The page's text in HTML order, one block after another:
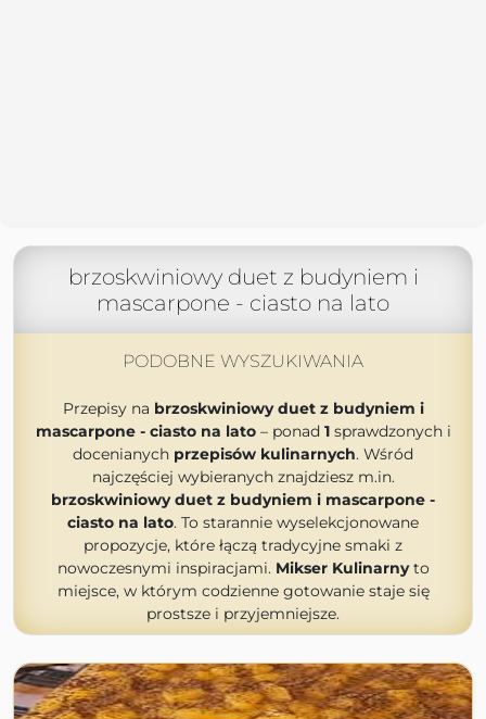
brzoskwiniowy duet z budyniem i
mascarpone - ciasto na lato
PODOBNE WYSZUKIWANIA
Przepisy na brzoskwiniowy duet z budyniem i
mascarpone - ciasto na lato– ponad 1sprawdzonych i
docenianych przepisów kulinarnych. Wśród
najczęściej wybieranych znajdziesz m.in.
brzoskwiniowy duet z budyniem i mascarpone -
ciasto na lato. To starannie wyselekcjonowane
propozycje, które łączą tradycyjne smaki z
nowoczesnymi inspiracjami. Mikser Kulinarnyto
miejsce, w którym codzienne gotowanie staje się
prostsze i przyjemniejsze.